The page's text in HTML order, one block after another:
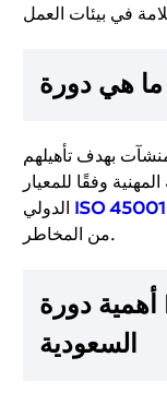
بهدف تأهيلهم
وفقًا للمعيار
الدولي ISO
من المخاطر.
أهمية دورة ISO 45001 المعتمدة في
السعودية